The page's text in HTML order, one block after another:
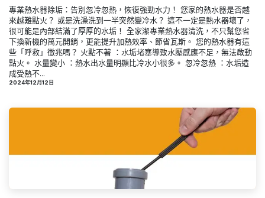
專業熱水器除垢：告別忽冷忽熱，恢復強勁水力！ 您家的熱水器是否越
來越難點火？ 或是洗澡洗到一半突然變冷水？ 這不一定是熱水器壞了，
很可能是內部結滿了厚厚的水垢！ 全家潔專業熱水器清洗，不只幫您省
下換新機的萬元開銷，更能提升加熱效率、節省瓦斯。 您的熱水器有這
些「呼救」徵兆嗎？ 火點不著 ：水垢堵塞導致水壓感應不足，無法啟動
點火。 水量變小 ：熱水出水量明顯比冷水小很多。 忽冷忽熱 ：水垢造
成受熱不...
2024年12月12日